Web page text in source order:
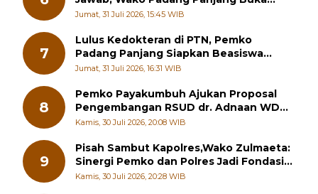
Pelatihan Kepemimpinan Pelajar
Jumat, 31 Juli 2026, 15:45 WIB
7
Lulus Kedokteran di PTN, Pemko
Padang Panjang Siapkan Beasiswa
Penuh
Jumat, 31 Juli 2026, 16:31 WIB
8
Pemko Payakumbuh Ajukan Proposal
Pengembangan RSUD dr. Adnaan WD
kepada Kementerian Kesehatan
Kamis, 30 Juli 2026, 20:08 WIB
9
Pisah Sambut Kapolres,Wako Zulmaeta:
Sinergi Pemko dan Polres Jadi Fondasi
Stabilitas Pembangunan
Kamis, 30 Juli 2026, 20:28 WIB